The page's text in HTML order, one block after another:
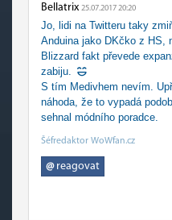
Bellatrix 25.07.2017 20:20
Jo, lidi na Twitteru taky
Anduina jako DKčko z HS,
Blizzard fakt převede
zabiju.
S tím Medivhem nevím.
náhoda, že to vypadá
sehnal módního poradce.
Šéfredaktor WoWfan.cz
@reagovat